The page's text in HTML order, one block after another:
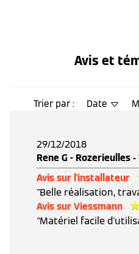
Avis et
Trier par : Date
29/12/2018
Rene G - Rozerieulles -
Avis sur l'installateur
"Belle réalisation,
Avis sur Viessmann
"Matériel facile